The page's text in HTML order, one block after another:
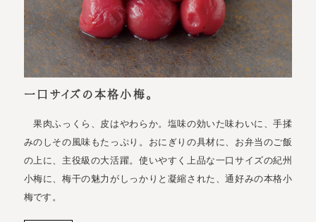
一口サイズの本格小梅。
果肉ふっくら、皮はやわらか。塩味の効いた味わいに、手揉
みのしその風味もたっぷり。おにぎりの具材に、お弁当のご飯
の上に、主役級の大活躍。使いやすく上品な一口サイズの紀州
小梅に、梅干の魅力がしっかりと凝縮された、通好みの本格小
梅です。